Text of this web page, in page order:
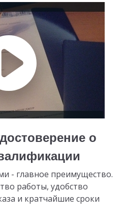
о
- главное преимущество.
работы, удобство
и кратчайшие сроки